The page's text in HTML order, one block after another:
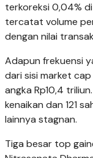
terkoreksi 0,04%
tercatat volume
dengan nilai
Adapun frekuensi
dari sisi market
angka Rp10,4
kenaikan dan 121
lainnya stagnan.
Tiga besar top